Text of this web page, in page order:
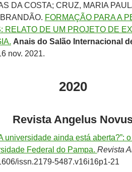
DA COSTA; CRUZ, MARIA
FORMAÇÃO PARA A
RELATO DE UM PROJETO DE
Anais do Salão Internacional
nov. 2021.
2020
Revista Angelus
universidade ainda está aberta?”:
Federal do Pampa. Revista
issn.2179-5487.v16i16p1-21